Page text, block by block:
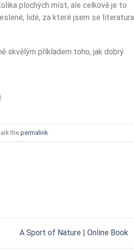
plochých míst, ale celkově je to
lidé, za které jsem se literatura
skvělým příkladem toho, jak dobrý
thepermalink.
A Sport of Nature | Online Book